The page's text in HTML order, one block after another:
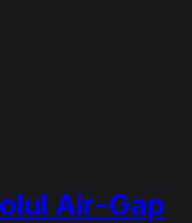
Air-Gap